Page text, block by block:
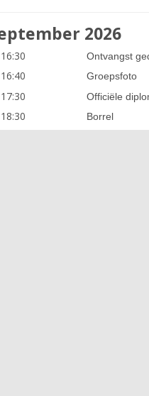
2026
Ontvangst
Groepsfoto
Officiële
Borrel